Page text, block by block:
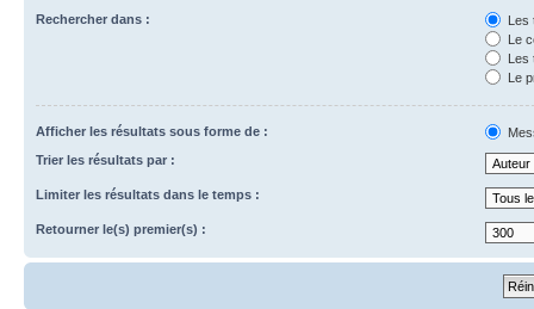
Rechercher dans :
Les
Le
Les
Le
Afficher les résultats sous forme de :
Trier les résultats par :
Limiter les résultats dans le temps :
Retourner le(s) premier(s) :